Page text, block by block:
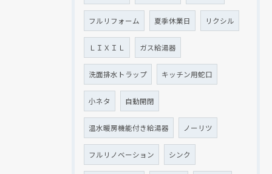
フルリフォーム 夏季休業日 リクシル
ＬＩＸＩＬ ガス給湯器
洗面排水トラップ キッチン用蛇口
小ネタ 自動開閉
温水暖房機能付き給湯器 ノーリツ
フルリノベーション シンク